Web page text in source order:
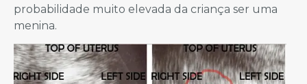
probabilidade muito elevada da criança ser uma
menina.